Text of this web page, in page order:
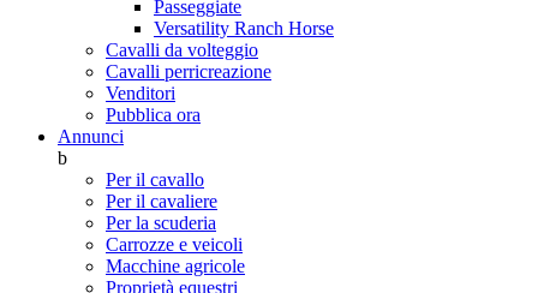
Passeggiate
Versatility Ranch Horse
Cavalli da volteggio
Cavalli perricreazione
Venditori
Pubblica ora
Annunci
b
Per il cavallo
Per il cavaliere
Per la scuderia
Carrozze e veicoli
Macchine agricole
Proprietà equestri